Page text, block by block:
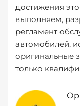
достижения
выполняем,
регламент
автомобилей,
оригинальные
только